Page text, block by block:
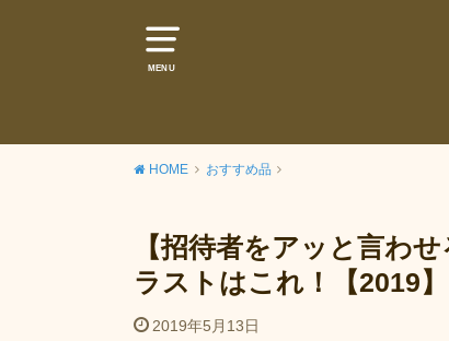
MENU
HOME おすすめ品
【招待者をアッと言わ
ラストはこれ！【2019】
2019年5月13日